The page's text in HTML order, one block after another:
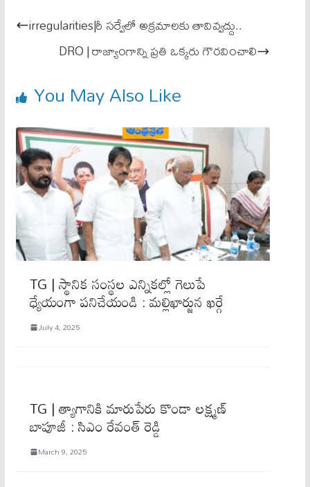
ok A
pp
irregularities|రీ సర్వేలో అక్రమాలకు తావివ్వద్దు..
DRO | రాజ్యాంగాన్ని ప్రతి ఒక్కరు గౌరవించాలి
You May Also Like
TG | స్థానిక సంస్థ‌ల ఎన్నిక‌ల్లో గెలుపే
ధ్యేయంగా ప‌నిచేయండి : మ‌ల్లిఖార్జున ఖ‌ర్గే
July 4, 2025
TG | త్యాగానికి మారుపేరు కొండా లక్ష్మణ్
బాపూజీ : సిఎం రేవంత్ రెడ్డి
March 9, 2025